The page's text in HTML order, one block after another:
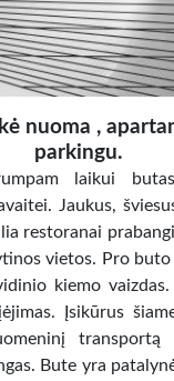
nuoma ,
parkingu.
laikui
Jaukus,
restoranai
vietos. Pro buto
kiemo
Įsikūrus
transportą
Bute yra